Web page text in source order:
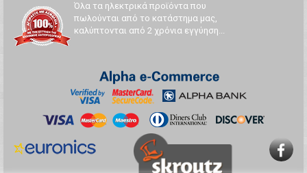
Όλα τα ηλεκτρικά προϊόντα που
πωλούνται από το κατάστημα μας,
καλύπτονται από 2 χρόνια εγγύηση...